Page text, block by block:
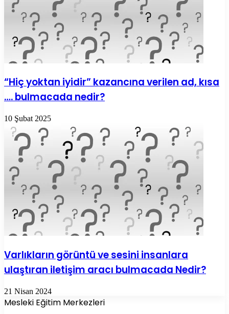
“Hiç yoktan iyidir” kazancına verilen ad, kısa
…. bulmacada nedir?
10 Şubat 2025
Varlıkların görüntü ve sesini insanlara
ulaştıran iletişim aracı bulmacada Nedir?
21 Nisan 2024
Mesleki Eğitim Merkezleri